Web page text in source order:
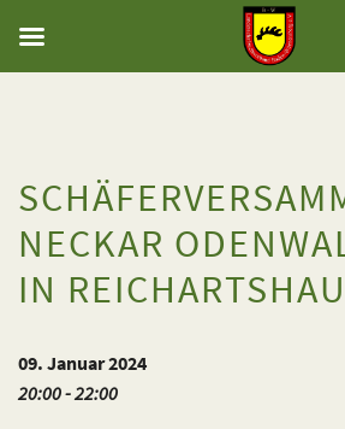
NECKAR
IN
09. Januar 2024
20:00 - 22:00